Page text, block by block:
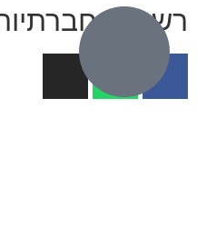
רשתות חברתיות